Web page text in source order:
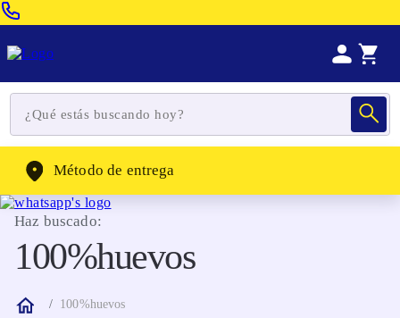
WhatsApp: (302) 262-4104
Método de entrega
Haz buscado:
100%huevos
100%huevos